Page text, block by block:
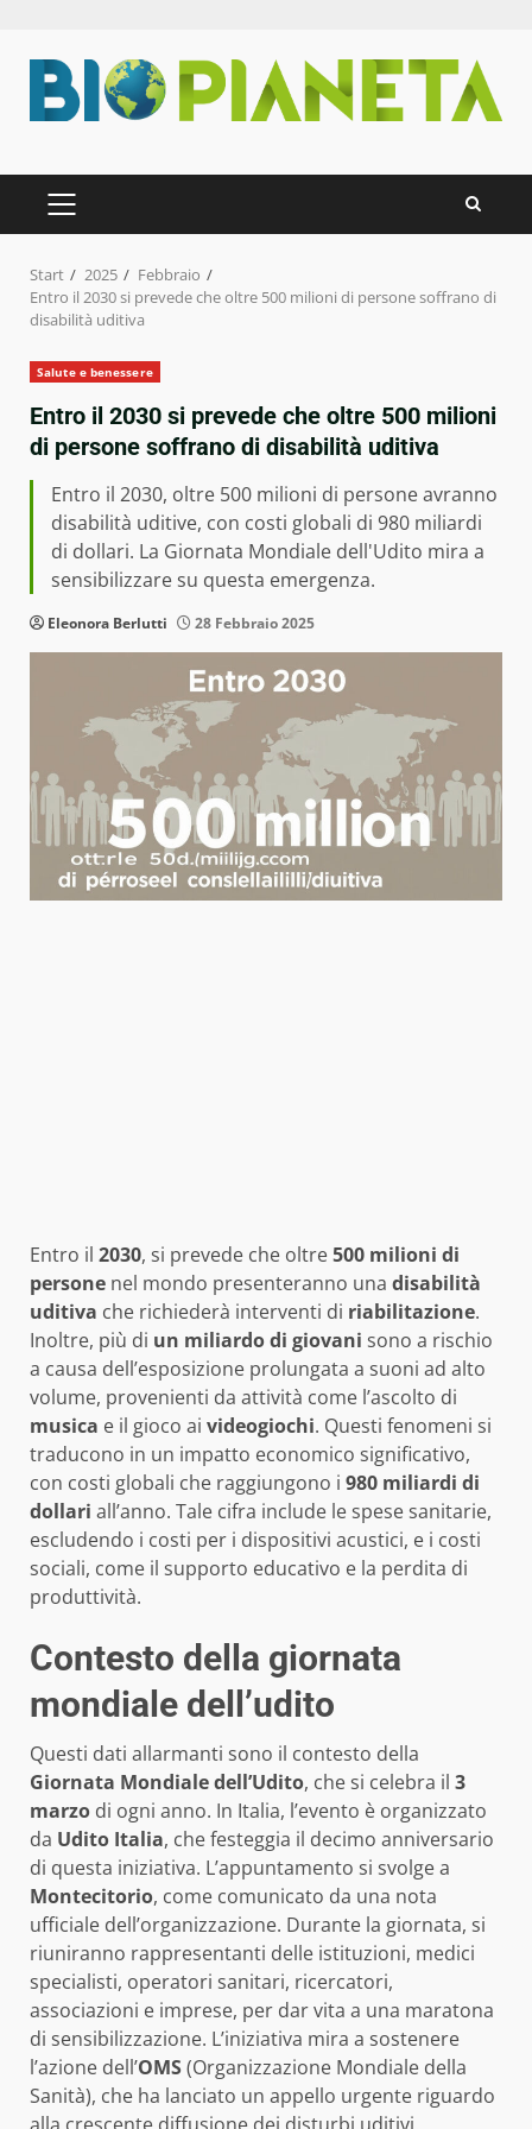
Inhalt
springen
PRIMÄRES
MENÜ
Start 2025
Febbraio
Entro il 2030 si prevede che oltre 500 milioni di persone soffrano di
disabilità uditiva
Salute e benessere
Entro il 2030 si prevede che oltre 500 milioni
di persone soffrano di disabilità uditiva
Entro il 2030, oltre 500 milioni di persone avranno
disabilità uditive, con costi globali di 980 miliardi
di dollari. La Giornata Mondiale dell'Udito mira a
sensibilizzare su questa emergenza.
Eleonora Berlutti 28 Febbraio 2025
Entro il 2030, si prevede che oltre500 milioni di
persone nel mondo presenteranno una disabilità
uditiva che richiederà interventi di riabilitazione.
Inoltre, più di un miliardo di giovani sono a rischio
a causa dell’esposizione prolungata a suoni ad alto
volume, provenienti da attività come l’ascolto di
musica e il gioco ai videogiochi. Questi fenomeni si
traducono in un impatto economico significativo,
con costi globali che raggiungono i 980 miliardi di
dollari all’anno. Tale cifra include le spese sanitarie,
escludendo i costi per i dispositivi acustici, e i costi
sociali, come il supporto educativo e la perdita di
produttività.
Contesto della giornata
mondiale dell’udito
Questi dati allarmanti sono il contesto della
Giornata Mondiale dell’Udito, che si celebra il 3
marzo di ogni anno. In Italia, l’evento è organizzato
da Udito Italia, che festeggia il decimo anniversario
di questa iniziativa. L’appuntamento si svolge a
Montecitorio, come comunicato da una nota
ufficiale dell’organizzazione. Durante la giornata, si
riuniranno rappresentanti delle istituzioni, medici
specialisti, operatori sanitari, ricercatori,
associazioni e imprese, per dar vita a una maratona
di sensibilizzazione. L’iniziativa mira a sostenere
l’azione dell’OMS(Organizzazione Mondiale della
Sanità), che ha lanciato un appello urgente riguardo